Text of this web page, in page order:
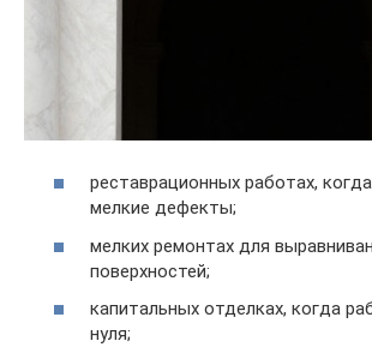
реставрационных работах,
мелкие дефекты;
мелких ремонтах для
поверхностей;
капитальных отделках, когда
нуля;